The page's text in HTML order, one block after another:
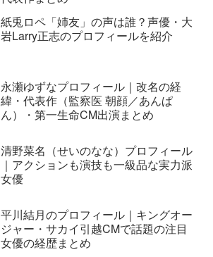
紙兎ロペ「姉友」の声は誰？声優・大
岩Larry正志のプロフィールを紹介
永瀬ゆずなプロフィール｜改名の経
緯・代表作（監察医 朝顔／あんぱ
ん）・第一生命CM出演まとめ
清野菜名（せいのなな）プロフィール
｜アクションも演技も一級品な実力派
女優
平川結月のプロフィール｜キングオー
ジャー・サカイ引越CMで話題の注目
女優の経歴まとめ